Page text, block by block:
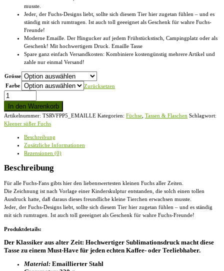
musste.
Jeder, der Fuchs-Designs liebt, sollte sich diesem Tier hier zugetan fühlen – und es
ständig mit sich rumtragen. Ist auch toll geeeignet als Geschenk für wahre Fuchs-
Freunde!
Moderne Emaille. Der Hingucker auf jedem Frühstückstisch, Campingplatz oder als
Geschenk! Mit hochwertigem Druck. Emaille Tasse
Spare ganz einfach Versandkosten: Kombiniere kostengünstig mehrere Artikel und
zahle nur einmal Versand!
Grösse
Farbe
Zurücksetzen
Kleener
süßer
Fuchs
-
Emaille
In den Warenkorb
Artikelnummer: TSRVFPP5_EMAILLE Kategorien: Füchse Tassen & Flaschen Schlagwort:
Kleener süßer Fuchs
Beschreibung
Zusätzliche Informationen
Rezensionen (0)
Beschreibung
Für alle Fuchs-Fans gibts hier den liebenswertesten kleinen Fuchs aller Zeiten.
Die Zeichnung ist nach Vorlage einer Kinderskulptur entstanden, die solch einen tollen
Ausdruck hatte, daß daraus dieses freundliche kleine Tierchen erwachsen musste.
Jeder, der Fuchs-Designs liebt, sollte sich diesem Tier hier zugetan fühlen – und es ständig
mit sich rumtragen. Ist auch toll geeeignet als Geschenk für wahre Fuchs-Freunde!
Produktdetails:
Der Klassiker aus alter Zeit: Hochwertiger Sublimationsdruck macht diese
Tasse zu einem Must-Have für jeden echten Kaffee- oder Teeliebhaber.
Material: Emaillierter Stahl